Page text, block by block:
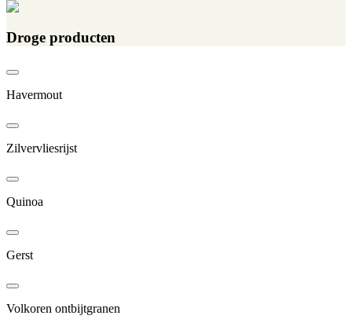
Droge producten
Havermout
Zilvervliesrijst
Quinoa
Gerst
Volkoren ontbijtgranen